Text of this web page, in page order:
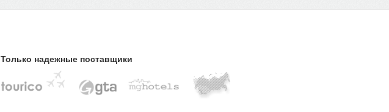
Только надежные поставщики